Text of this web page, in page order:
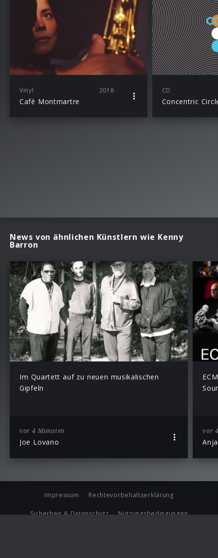
Vinyl 2018
Café Montmartre
CD
Concentric
News von ähnlichen Künstlern wie Kenny
Barron
Im Quartett auf zu neuen musikalischen
Gipfeln
vor 4 Monaten
Joe Lovano
vor
Impressum Rechtevorbehaltserklärung
Sicherheit & Datenschutz Nutzungsbedingungen